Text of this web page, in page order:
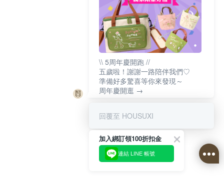
\\ 5周年慶開跑 //
五歲啦！謝謝一路陪伴我們♡
準備好多驚喜等你來發現～
周年慶開逛 →
回覆至 HOUSUXI
加入綁訂領100折扣金
連結 LINE 帳號